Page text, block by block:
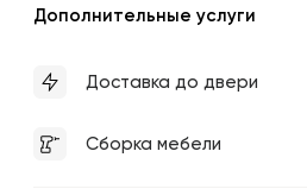
Дополнительные услуги
Доставка до двери
Сборка мебели